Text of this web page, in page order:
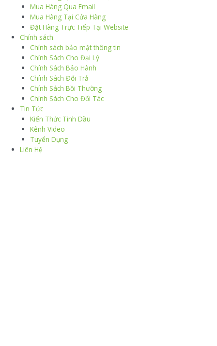
Mua Hàng Qua Email
Mua Hàng Tại Cửa Hàng
Đặt Hàng Trực Tiếp Tại Website
Chính sách
Chính sách bảo mật thông tin
Chính Sách Cho Đại Lý
Chính Sách Bảo Hành
Chính Sách Đổi Trả
Chính Sách Bồi Thường
Chính Sách Cho Đối Tác
Tin Tức
Kiến Thức Tinh Dầu
Kênh Video
Tuyển Dụng
Liên Hệ